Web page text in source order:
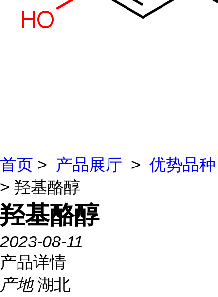
首页 > 产品展厅 > 优势品种
> 羟基酪醇
羟基酪醇
2023-08-11
产品详情
产地 湖北